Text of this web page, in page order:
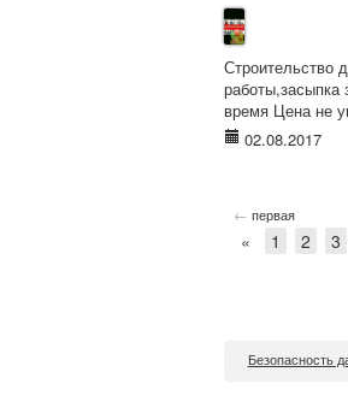
Строительство
работы,засыпка
время Цена не
02.08.2017
← первая
« 1 2 3
Безопасность